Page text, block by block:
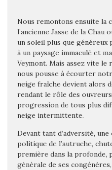
Nous remontons ensuite la
l’ancienne Jasse de la Chau
un soleil plus que
à un paysage immaculé et
Veymont. Mais assez vite
nous pousse à écourter
neige fraîche devient alors
rendant le rôle des
progression de tous plus
neige intermittente.
Devant tant d’adversité,
politique de l’autruche,
première dans la profonde,
générale de ses